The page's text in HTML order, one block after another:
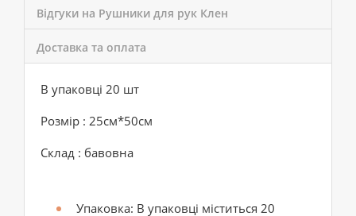
Відгуки на Рушники для рук Клен
Доставка та оплата
В упаковці 20 шт
Розмір : 25см*50см
Склад : бавовна
Упаковка: В упаковці міститься 20